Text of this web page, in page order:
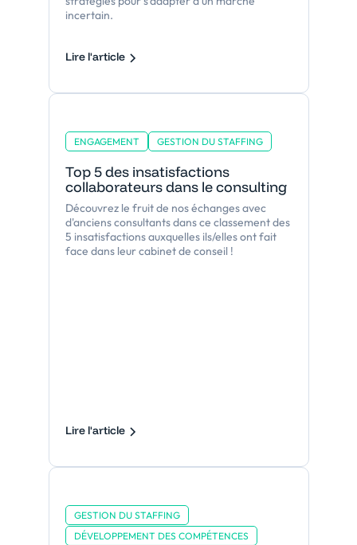
incertain.
Lire l'article
ENGAGEMENT GESTION DU STAFFING
Top 5 des insatisfactions
collaborateurs dans le consulting
Découvrez le fruit de nos échanges avec
d'anciens consultants dans ce classement des
5 insatisfactions auxquelles ils/elles ont fait
face dans leur cabinet de conseil !
Lire l'article
GESTION DU STAFFING
DÉVELOPPEMENT DES COMPÉTENCES